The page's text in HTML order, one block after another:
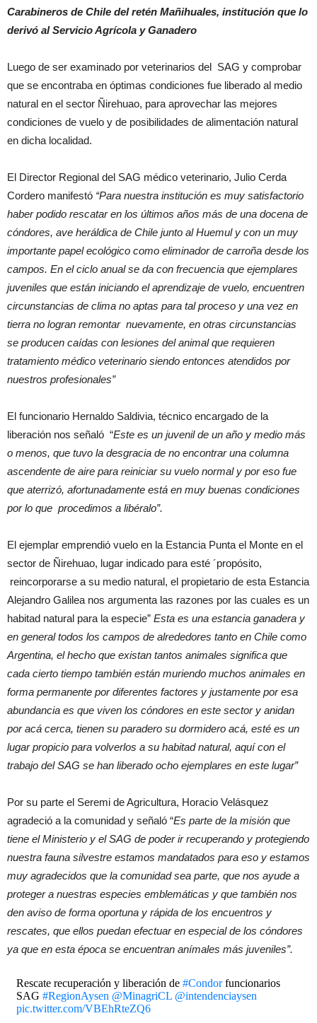
Carabineros de Chile del retén Mañihuales, institución que lo
derivó al Servicio Agrícola y Ganadero
Luego de ser examinado por veterinarios del SAG y comprobar
que se encontraba en óptimas condiciones fue liberado al medio
natural en el sector Ñirehuao, para aprovechar las mejores
condiciones de vuelo y de posibilidades de alimentación natural
en dicha localidad.
El Director Regional del SAG médico veterinario, Julio Cerda
Cordero manifestó “Para nuestra institución es muy satisfactorio
haber podido rescatar en los últimos años más de una docena de
cóndores, ave heráldica de Chile junto al Huemul y con un muy
importante papel ecológico como eliminador de carroña desde los
campos. En el ciclo anual se da con frecuencia que ejemplares
juveniles que están iniciando el aprendizaje de vuelo, encuentren
circunstancias de clima no aptas para tal proceso y una vez en
tierra no logran remontar nuevamente, en otras circunstancias
se producen caídas con lesiones del animal que requieren
tratamiento médico veterinario siendo entonces atendidos por
nuestros profesionales”
El funcionario Hernaldo Saldivia, técnico encargado de la
liberación nos señaló “Este es un juvenil de un año y medio más
o menos, que tuvo la desgracia de no encontrar una columna
ascendente de aire para reiniciar su vuelo normal y por eso fue
que aterrizó, afortunadamente está en muy buenas condiciones
por lo que procedimos a libéralo”.
El ejemplar emprendió vuelo en la Estancia Punta el Monte en el
sector de Ñirehuao, lugar indicado para esté ´propósito,
reincorporarse a su medio natural, el propietario de esta Estancia
Alejandro Galilea nos argumenta las razones por las cuales es un
habitad natural para la especie” Esta es una estancia ganadera y
en general todos los campos de alrededores tanto en Chile como
Argentina, el hecho que existan tantos animales significa que
cada cierto tiempo también están muriendo muchos animales en
forma permanente por diferentes factores y justamente por esa
abundancia es que viven los cóndores en este sector y anidan
por acá cerca, tienen su paradero su dormidero acá, esté es un
lugar propicio para volverlos a su habitad natural, aquí con el
trabajo del SAG se han liberado ocho ejemplares en este lugar”
Por su parte el Seremi de Agricultura, Horacio Velásquez
agradeció a la comunidad y señaló “Es parte de la misión que
tiene el Ministerio y el SAG de poder ir recuperando y protegiendo
nuestra fauna silvestre estamos mandatados para eso y estamos
muy agradecidos que la comunidad sea parte, que nos ayude a
proteger a nuestras especies emblemáticas y que también nos
den aviso de forma oportuna y rápida de los encuentros y
rescates, que ellos puedan efectuar en especial de los cóndores
ya que en esta época se encuentran anímales más juveniles”.
Rescate recuperación y liberación de #Condorfuncionarios
SAG #RegionAysen @MinagriCL @intendenciaysen
pic.twitter.com/VBEhRteZQ6